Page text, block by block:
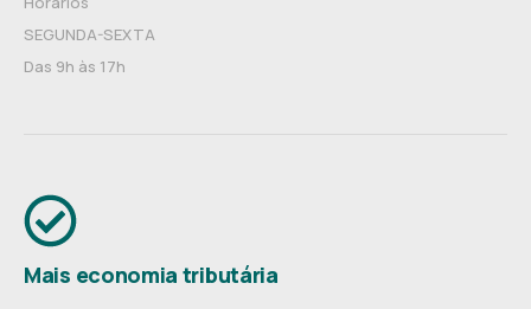
SEGUNDA-SEXTA
Das 9h às 17h
Mais economia tributária